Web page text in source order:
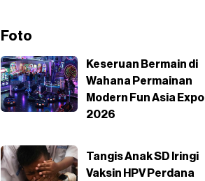
Foto
Keseruan Bermain di
Wahana Permainan
Modern Fun Asia Expo
2026
Tangis Anak SD Iringi
Vaksin HPV Perdana